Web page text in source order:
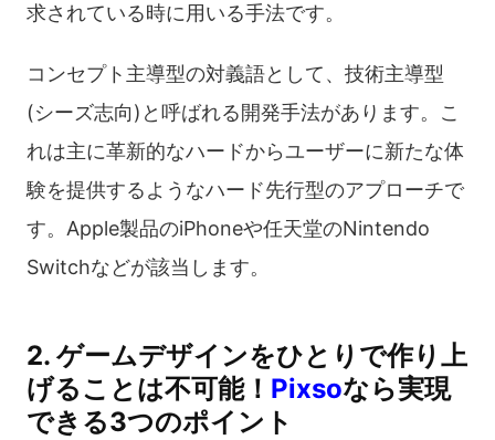
求されている時に用いる手法です。
コンセプト主導型の対義語として、技術主導型
(シーズ志向)と呼ばれる開発手法があります。こ
れは主に革新的なハードからユーザーに新たな体
験を提供するようなハード先行型のアプローチで
す。Apple製品のiPhoneや任天堂のNintendo
Switchなどが該当します。
2. ゲームデザインをひとりで作り上
げることは不可能！ Pixsoなら実現
できる3つのポイント